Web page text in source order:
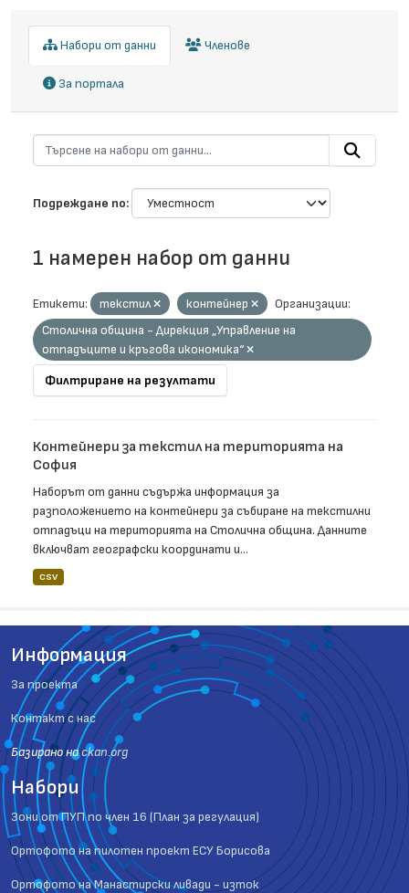
Набори от данни Членове
За портала
Подреждане по
1 намерен набор от данни
Етикети: текстил контейнер
Организации:
Столична община - Дирекция „Управление на
отпадъците и кръгова икономика“
Филтриране на резултати
Контейнери за текстил на територията на
София
Наборът от данни съдържа информация за
разположението на контейнери за събиране на текстилни
отпадъци на територията на Столична община. Данните
включват географски координати и...
CSV
Информация
За проекта
Контакт с нас
Базиранo наckan.org
Набори
Зони от ПУП по член 16 (План за регулация)
Ортофото на пилотен проект ЕСУ Борисова
Ортофото на Манастирски ливади - изток